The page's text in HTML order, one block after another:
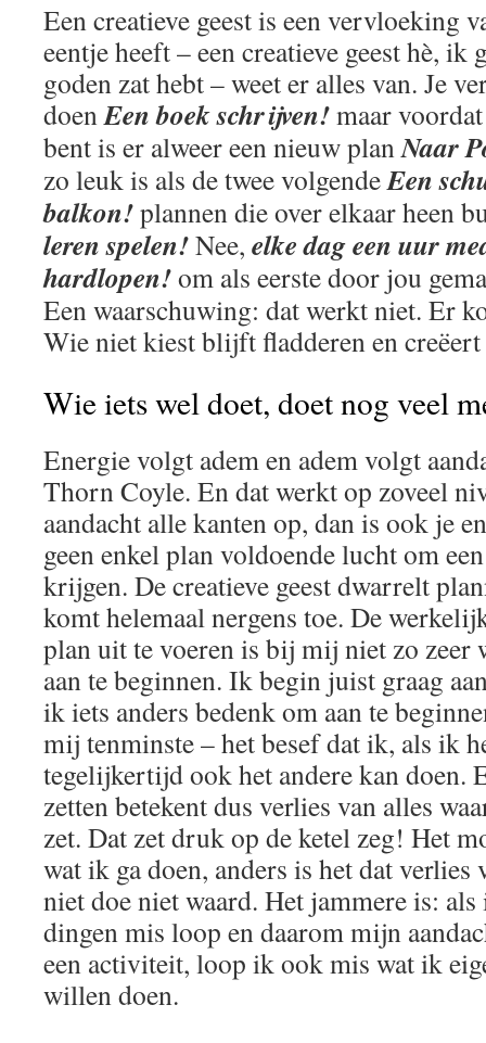
Een creatieve geest is een vervloeking
eentje heeft – een creatieve geest hè, ik
goden zat hebt – weet er alles van. Je
doenEen boek schrijven!maar
bent is er alweer een nieuw planNaar
zo leuk is als de twee volgendeEen
balkon!plannen die over elkaar heen
leren spelen!Nee, elke dag een uur
hardlopen!om als eerste door jou
Een waarschuwing: dat werkt niet. Er
Wie niet kiest blijft fladderen en
Wie iets wel doet, doet nog veel
Energie volgt adem en adem volgt
Thorn Coyle. En dat werkt op zoveel
aandacht alle kanten op, dan is ook je
geen enkel plan voldoende lucht om
krijgen. De creatieve geest dwarrelt
komt helemaal nergens toe. De
plan uit te voeren is bij mij niet zo zeer
aan te beginnen. Ik begin juist graag
ik iets anders bedenk om aan te
mij tenminste – het besef dat ik, als ik
tegelijkertijd ook het andere kan doen.
zetten betekent dus verlies van alles
zet. Dat zet druk op de ketel zeg! Het
wat ik ga doen, anders is het dat verlies
niet doe niet waard. Het jammere is:
dingen mis loop en daarom mijn
een activiteit, loop ik ook mis wat ik
willen doen.